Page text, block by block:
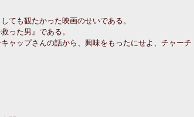
ても観たかった映画のせいである。
った男』である。
ャップさんの話から、興味をもったにせよ、チャーチ